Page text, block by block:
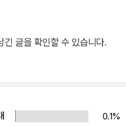
! 시험에 자주 출제
2주 만에 IH/A
부터 실전
필수
1) IH/AL 등급을
긴 글을 확인할 수 있습니다.
0.1%